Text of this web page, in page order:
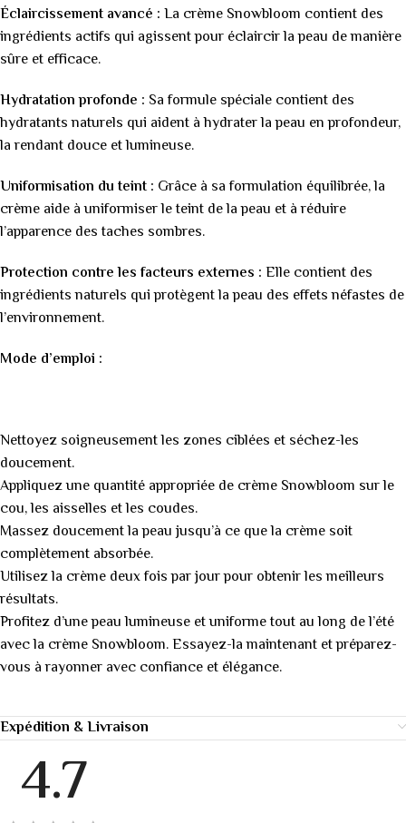
Éclaircissement avancé : La crème Snowbloom contient des
ingrédients actifs qui agissent pour éclaircir la peau de manière
sûre et efficace.
Hydratation profonde : Sa formule spéciale contient des
hydratants naturels qui aident à hydrater la peau en profondeur,
la rendant douce et lumineuse.
Uniformisation du teint : Grâce à sa formulation équilibrée, la
crème aide à uniformiser le teint de la peau et à réduire
l’apparence des taches sombres.
Protection contre les facteurs externes : Elle contient des
ingrédients naturels qui protègent la peau des effets néfastes de
l’environnement.
Mode d’emploi :
Nettoyez soigneusement les zones ciblées et séchez-les
doucement.
Appliquez une quantité appropriée de crème Snowbloom sur le
cou, les aisselles et les coudes.
Massez doucement la peau jusqu’à ce que la crème soit
complètement absorbée.
Utilisez la crème deux fois par jour pour obtenir les meilleurs
résultats.
Profitez d’une peau lumineuse et uniforme tout au long de l’été
avec la crème Snowbloom. Essayez-la maintenant et préparez-
vous à rayonner avec confiance et élégance.
Expédition & Livraison
4.7